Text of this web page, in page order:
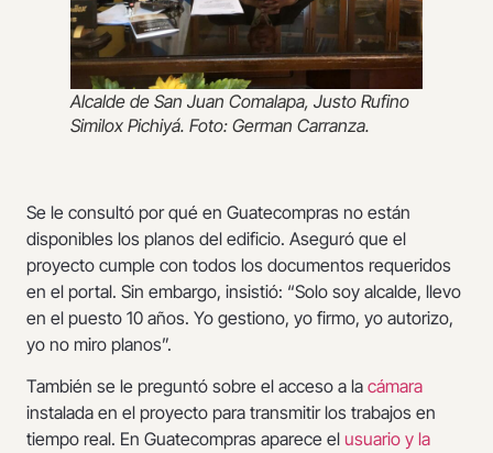
Alcalde de San Juan Comalapa, Justo Rufino
Similox Pichiyá. Foto: German Carranza.
Se le consultó por qué en Guatecompras no están
disponibles los planos del edificio. Aseguró que el
proyecto cumple con todos los documentos requeridos
en el portal. Sin embargo, insistió: “Solo soy alcalde, llevo
en el puesto 10 años. Yo gestiono, yo firmo, yo autorizo,
yo no miro planos”.
También se le preguntó sobre el acceso a la cámara
instalada en el proyecto para transmitir los trabajos en
tiempo real. En Guatecompras aparece el usuario y la